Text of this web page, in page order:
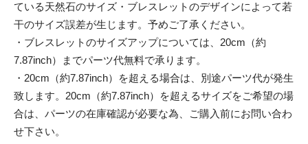
ている天然石のサイズ・ブレスレットのデザインによって若
干のサイズ誤差が生じます。予めご了承ください。
・ブレスレットのサイズアップについては、20cm（約
7.87inch）までパーツ代無料で承ります。
・20cm（約7.87inch）を超える場合は、別途パーツ代が発生
致します。20cm（約7.87inch）を超えるサイズをご希望の場
合は、パーツの在庫確認が必要な為、ご購入前にお問い合わ
せ下さい。